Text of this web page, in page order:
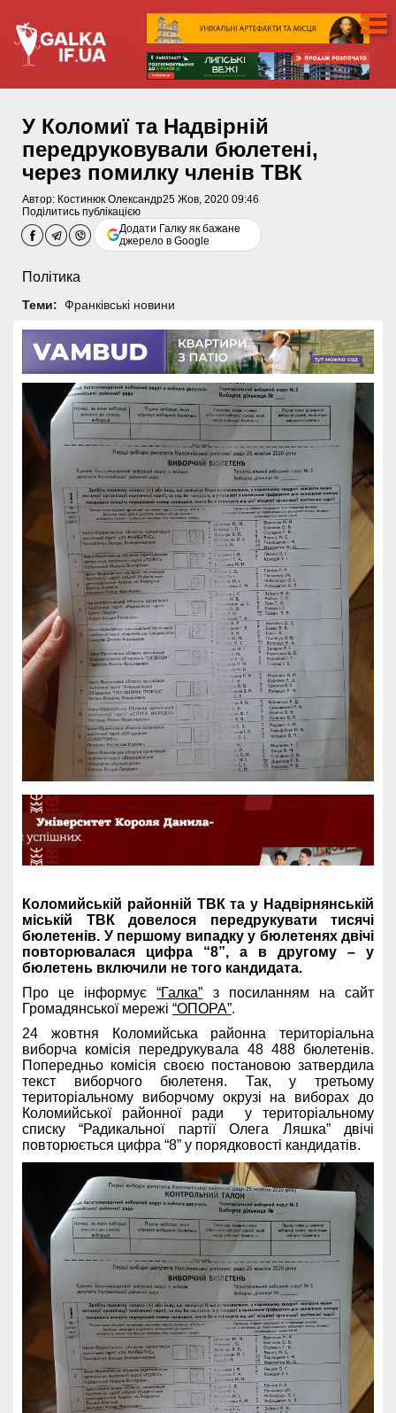
У Коломиї та Надвірній
передруковували бюлетені,
через помилку членів ТВК
Автор: Костинюк Олександр25 Жов, 2020 09:46
Поділитись публікацією
Додати Галку як бажане
джерело в Google
Політика
Теми: Франківські новини
Коломийській районній ТВК та у Надвірнянській
міській ТВК довелося передрукувати тисячі
бюлетенів. У першому випадку у бюлетенях двічі
повторювалася цифра “8”, а в другому – у
бюлетень включили не того кандидата.
Про це інформує“Галка” з посиланням на сайт
Громадянської мережі “ОПОРА”.
24 жовтня Коломийська районна територіальна
виборча комісія передрукувала 48 488 бюлетенів.
Попередньо комісія своєю постановою затвердила
текст виборчого бюлетеня. Так, у третьому
територіальному виборчому окрузі на виборах до
Коломийської районної ради у територіальному
списку “Радикальної партії Олега Ляшка” двічі
повторюється цифра “8” у порядковості кандидатів.